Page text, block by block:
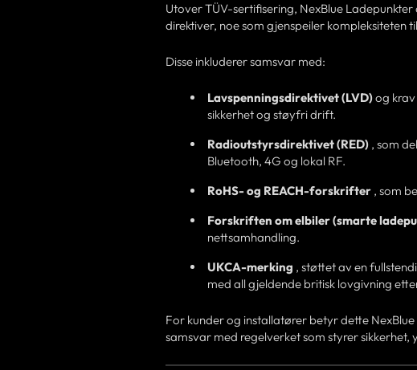
Utover TÜV-sertifisering, NexBlue
direktiver, noe som gjenspeiler kompleksiteten
Disse inkluderer samsvar med:
Lavspenningsdirektivet (LVD)og
sikkerhet og støyfri drift.
Radioutstyrsdirektivet (RED) , som
Bluetooth, 4G og lokal RF.
RoHS- og REACH-forskrifter , som
Forskriften om elbiler (smarte
nettsamhandling.
UKCA-merking , støttet av en
med all gjeldende britisk lovgivning
For kunder og installatører betyr dette
samsvar med regelverket som styrer